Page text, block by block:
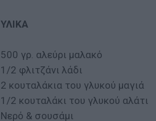
ΥΛΙΚΑ
500 γρ. αλεύρι μαλακό
1/2 φλιτζάνι λάδι
2 κουταλάκια του γλυκού μαγιά
1/2 κουταλάκι του γλυκού αλάτι
Νερό & σουσάμι